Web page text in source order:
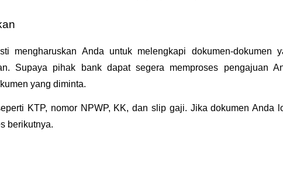
mengharuskan Anda untuk melengkapi dokumen-dokumen
Supaya pihak bank dapat segera memproses pengajuan
yang diminta.
KTP, nomor NPWP, KK, dan slip gaji. Jika dokumen Anda
berikutnya.